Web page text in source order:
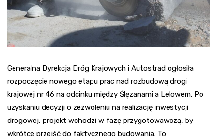
Generalna Dyrekcja Dróg Krajowych i Autostrad ogłosiła
rozpoczęcie nowego etapu prac nad rozbudową drogi
krajowej nr 46 na odcinku między Ślęzanami a Lelowem. Po
uzyskaniu decyzji o zezwoleniu na realizację inwestycji
drogowej, projekt wchodzi w fazę przygotowawczą, by
wkrótce przejść do faktycznego budowania. To